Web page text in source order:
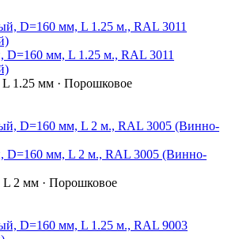
D=160 мм, L 1.25 м., RAL 3011
L 1.25 мм · Порошковое
D=160 мм, L 2 м., RAL 3005 (Винно-
L 2 мм · Порошковое